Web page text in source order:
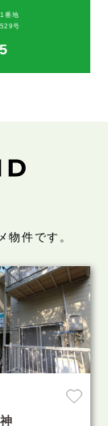
番地
号
物件です。